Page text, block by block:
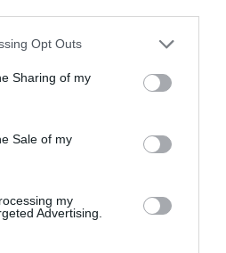
app uses one or more Google
behaviour. You may click to
and its third-party tags to
purposes in below Google
Opt Outs
Sharing of my
Sale of my
my
Advertising.
is állt az érdi club dj pultjában.
excaliburcluberd